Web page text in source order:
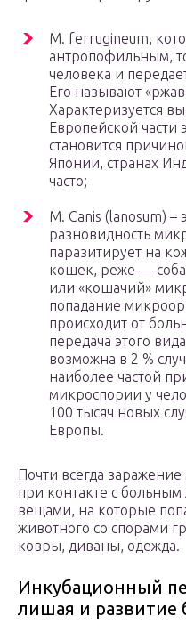
M. ferrugineum,
антропофильным,
человека и
Его называют
Характеризуется
Европейской части
становится
Японии, странах
часто;
M. Canis (lanosum) –
разновидность
паразитирует на
кошек, реже —
или «кошачий»
попадание
происходит от
передача этого
возможна в 2 %
наиболее частой
микроспории у
100 тысяч новых
Европы.
Почти всегда
при контакте с
вещами, на которые
животного со спорами
ковры, диваны, одежда.
Инкубационный
лишая и развитие